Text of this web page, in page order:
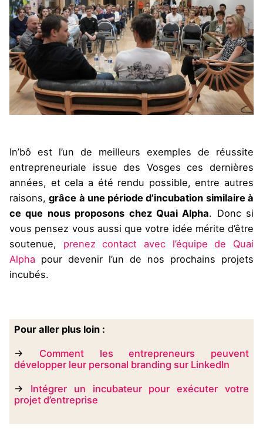
In’bô est l’un de meilleurs exemples de réussite
entrepreneuriale issue des Vosges ces dernières
années, et cela a été rendu possible, entre autres
raisons,grâce à une période d’incubation similaire à
ce que nous proposons chez Quai Alpha. Donc si
vous pensez vous aussi que votre idée mérite d’être
soutenue, prenez contact avec l’équipe de Quai
Alpha pour devenir l’un de nos prochains projets
incubés.
Pour aller plus loin :
→ Comment les entrepreneurs peuvent
développer leur personal branding sur LinkedIn
→ Intégrer un incubateur pour exécuter votre
projet d’entreprise